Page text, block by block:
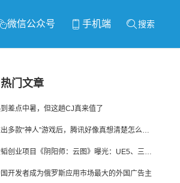
微信公众号 手机端 搜索
门文章
差点中暑，但这趟CJ真来值了
推出多款“神人”游戏后，腾讯好像真想清楚怎么做二次元了
金韬创业项目《阴阳师：云图》曝光：UE5、三端互通、ARPG
开发者成为俄罗斯应用市场最大的外国广告主